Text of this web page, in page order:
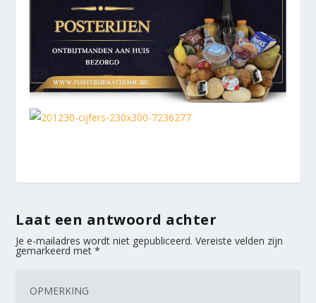
Laat een antwoord achter
Je e-mailadres wordt niet gepubliceerd. Vereiste velden zijn
gemarkeerd met*